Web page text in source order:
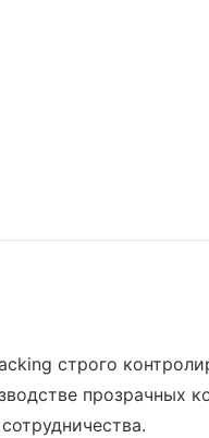
строго
прозрачных